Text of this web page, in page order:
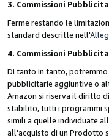
3. Commissioni
Ferme restando le
standard descritte nell'
4. Commissioni
Di tanto in tanto,
pubblicitarie aggiuntive o
Amazon si riserva il diritto
stabilito, tutti i programmi
simili a quelle individuate
all'acquisto di un Prodotto